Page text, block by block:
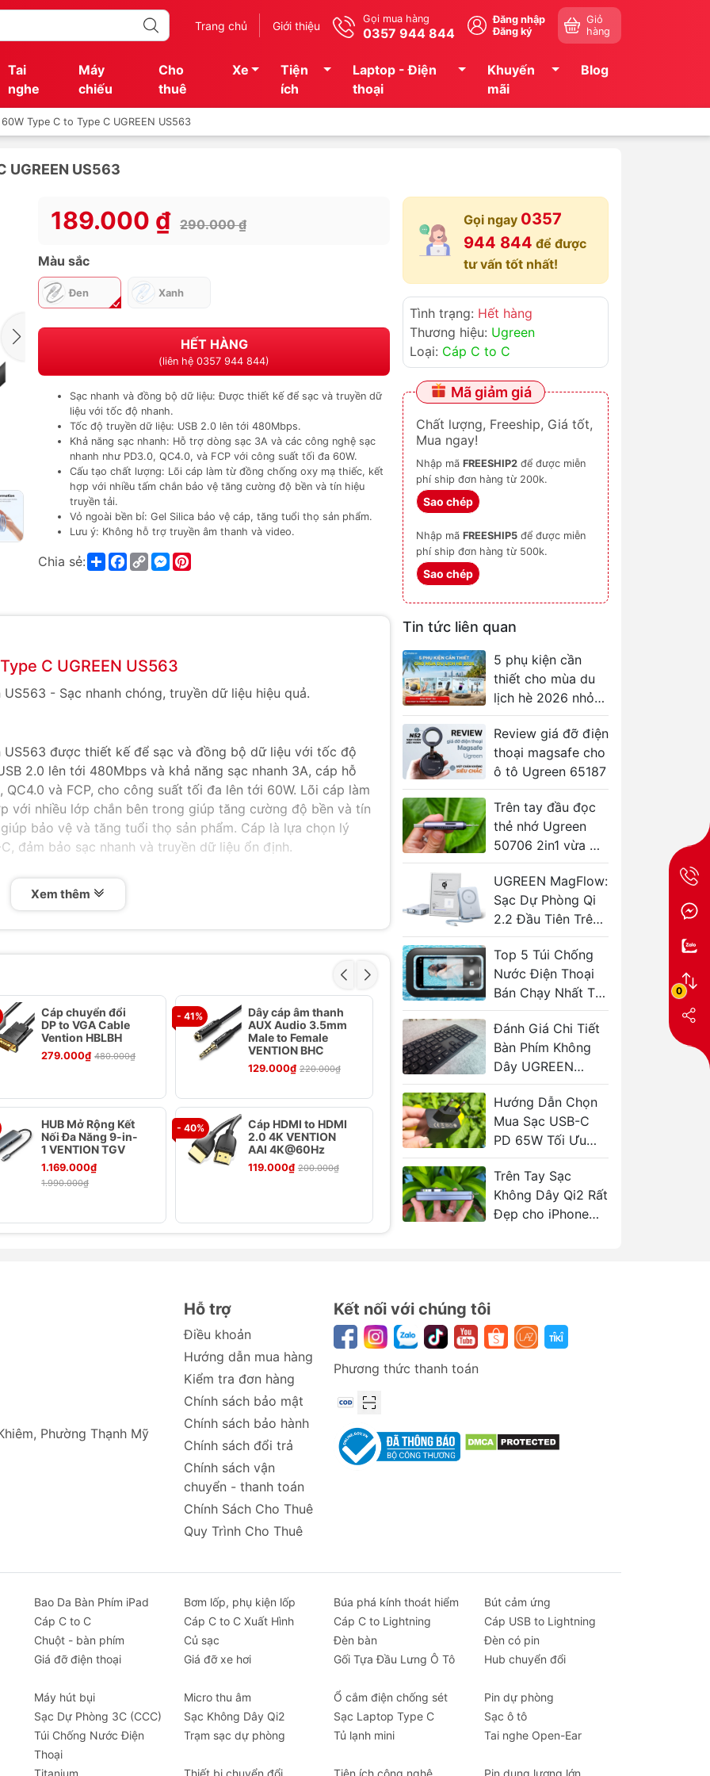
Trang chủ Giới thiệu Gọi mua hàng
0357 944 844
Đăng nhập
Đăng ký
Giỏ
hàng
Tai
nghe
Máy
chiếu
Cho
thuê
Xe
Tiện
ích
Laptop - Điện
thoại
Khuyến
mãi
Blog
Type C to Type C UGREEN US563
UGREEN US563
189.000 ₫ 290.000 ₫
Màu sắc
Đen Xanh
HẾT HÀNG
(liên hệ 0357 944 844)
Sạc nhanh và đồng bộ dữ liệu: Được thiết kế để sạc và truyền dữ
liệu với tốc độ nhanh.
Tốc độ truyền dữ liệu: USB 2.0 lên tới 480Mbps.
Khả năng sạc nhanh: Hỗ trợ dòng sạc 3A và các công nghệ sạc
nhanh như PD3.0, QC4.0, và FCP với công suất tối đa 60W.
Cấu tạo chất lượng: Lõi cáp làm từ đồng chống oxy mạ thiếc, kết
hợp với nhiều tấm chắn bảo vệ tăng cường độ bền và tín hiệu
truyền tải.
Vỏ ngoài bền bỉ: Gel Silica bảo vệ cáp, tăng tuổi thọ sản phẩm.
Lưu ý: Không hỗ trợ truyền âm thanh và video.
0
Chia sẻ: ShareFacebook
Copy
Link
Messenger
Gọi ngay 0357
944 844 để được
tư vấn tốt nhất!
Tình trạng: Hết hàng
Thương hiệu: Ugreen
Loại: Cáp C to C
Mã giảm giá
Chất lượng, Freeship, Giá tốt,
Mua ngay!
Nhập mã FREESHIP2
phí ship đơn hàng từ 200k.
Sao chép
Nhập mã FREESHIP5
phí ship đơn hàng từ 500k.
Sao chép
Tin tức liên quan
5 phụ kiện cần
thiết cho mùa du
lịch hè 2026 nhỏ
gọn và hữu ích
Review giá đỡ điện
thoại magsafe cho
ô tô Ugreen 65187
Trên tay đầu đọc
thẻ nhớ Ugreen
50706 2in1 vừa C
vừa A tiện lợi
UGREEN MagFlow:
Sạc Dự Phòng Qi
2.2 Đầu Tiên Trên
Thế Giới
Top 5 Túi Chống
Nước Điện Thoại
Bán Chạy Nhất Tại
TP.HCM
Đánh Giá Chi Tiết
Bàn Phím Không
Dây UGREEN
KU004
Hướng Dẫn Chọn
Mua Sạc USB-C
PD 65W Tối Ưu
Cho Laptop
Trên Tay Sạc
Không Dây Qi2 Rất
Đẹp cho iPhone
C UGREEN US563
- Sạc nhanh chóng, truyền dữ liệu hiệu quả.
US563 được thiết kế để sạc và đồng bộ dữ liệu với tốc độ
2.0 lên tới 480Mbps và khả năng sạc nhanh 3A, cáp hỗ
và FCP, cho công suất tối đa lên tới 60W. Lõi cáp làm
với nhiều lớp chắn bên trong giúp tăng cường độ bền và tín
bảo vệ và tăng tuổi thọ sản phẩm. Cáp là lựa chọn lý
đảm bảo sạc nhanh và truyền dữ liệu ổn định.
thiết kế để sạc và truyền dữ liệu với tốc độ nhanh.
480Mbps.
3A và các công nghệ sạc nhanh như PD3.0, QC4.0, và FCP
chống oxy mạ thiếc, kết hợp với nhiều tấm chắn bảo vệ
Xem thêm
Cáp chuyển đổi
DP to VGA Cable
Vention HBLBH
279.000₫ 480.000₫
- 41%
Dây cáp âm thanh
AUX Audio 3.5mm
Male to Female
VENTION BHC
129.000₫ 220.000₫
- 41%
Cáp âm thanh
Vention Cotton
Braided 6.35mm
TS Male to Male
189.000₫ 320.000₫
Dây
cho
6.35mm
to XLR
HUB Mở Rộng Kết
Nối Đa Năng 9-in-
1 VENTION TGV
1.169.000₫
1.990.000₫
- 40%
Cáp HDMI to HDMI
2.0 4K VENTION
AAI 4K@60Hz
119.000₫ 200.000₫
- 41%
Bút Trình Chiếu
Thông Minh
VENTION KQP
659.000₫ 1.120.000₫
Phường Thạnh Mỹ
Hỗ trợ
Điều khoản
Hướng dẫn mua hàng
Kiểm tra đơn hàng
Chính sách bảo mật
Chính sách bảo hành
Chính sách đổi trả
Chính sách vận
chuyển - thanh toán
Chính Sách Cho Thuê
Quy Trình Cho Thuê
Kết nối với chúng tôi
Phương thức thanh toán
Bao Da Bàn Phím iPad Bơm lốp, phụ kiện lốp Búa phá kính thoát hiểm
Bút cảm ứng
Cáp C to C Cáp C to C Xuất Hình Cáp C to Lightning
Cáp USB to Lightning
Chuột - bàn phím Củ sạc Đèn bàn
Đèn có pin
Giá đỡ điện thoại Giá đỡ xe hơi Gối Tựa Đầu Lưng Ô Tô Hub chuyển đổi
Máy hút bụi Micro thu âm Ổ cắm điện chống sét
Pin dự phòng
Sạc Dự Phòng 3C (CCC) Sạc Không Dây Qi2 Sạc Laptop Type C
Sạc ô tô
Túi Chống Nước Điện
Thoại
Trạm sạc dự phòng Tủ lạnh mini Tai nghe Open-Ear
Titanium Thiết bị chuyển đổi Tiện ích công nghệ Pin dung lượng lớn